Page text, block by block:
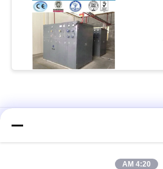
للخط العائم الزجاجي، صناعة
4:20 AM